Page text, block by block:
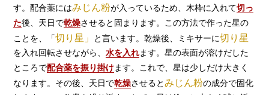
す。配合薬にはみじん粉が入っているため、木枠に入れて切っ
た後、天日で乾燥させると固まります。この方法で作った星の
ことを、「切り星」 と言います。乾燥後、ミキサーに切り星
を入れ回転させながら、水を入れます。星の表面が溶けだした
ところで配合薬を振り掛けます。これで、星は少しだけ大きく
なります。その後、天日で乾燥させるとみじん粉の成分で固化